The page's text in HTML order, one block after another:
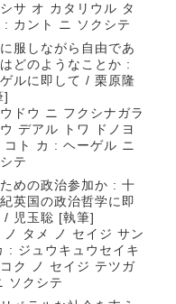
サ オ カタリウル タ
: カント ニ ソクシテ
服しながら自由であ
どのようなことか :
ルに即して / 栗原隆
]
ドウ ニ フクシナガラ
デアル トワ ドノヨ
コト カ : ヘーゲル ニ
テ
めの政治参加か : 十
英国の政治哲学に即
/ 児玉聡 [執筆]
ノ タメ ノ セイジ サン
: ジュウキュウセイキ
ク ノ セイジ テツガ
ソクシテ